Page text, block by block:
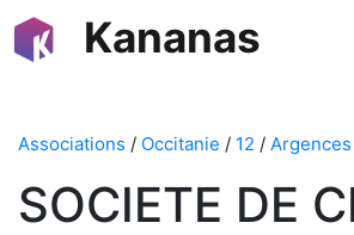
Kananas
Associations / Occitanie / 12 /
SOCIETE DE